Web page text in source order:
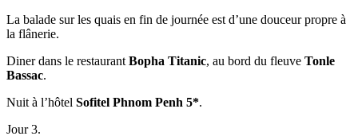
La balade sur les quais en fin de journée est d’une douceur propre à
la flânerie.
Diner dans le restaurant Bopha Titanic, au bord du fleuve Tonle
Bassac.
Nuit à l’hôtel Sofitel Phnom Penh 5*.
Jour 3.